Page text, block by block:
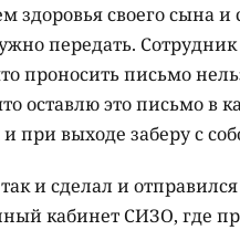
здоровья своего сына
передать.
проносить письмо
оставлю это письмо в
при выходе заберу с
и сделал и
кабинет СИЗО, где